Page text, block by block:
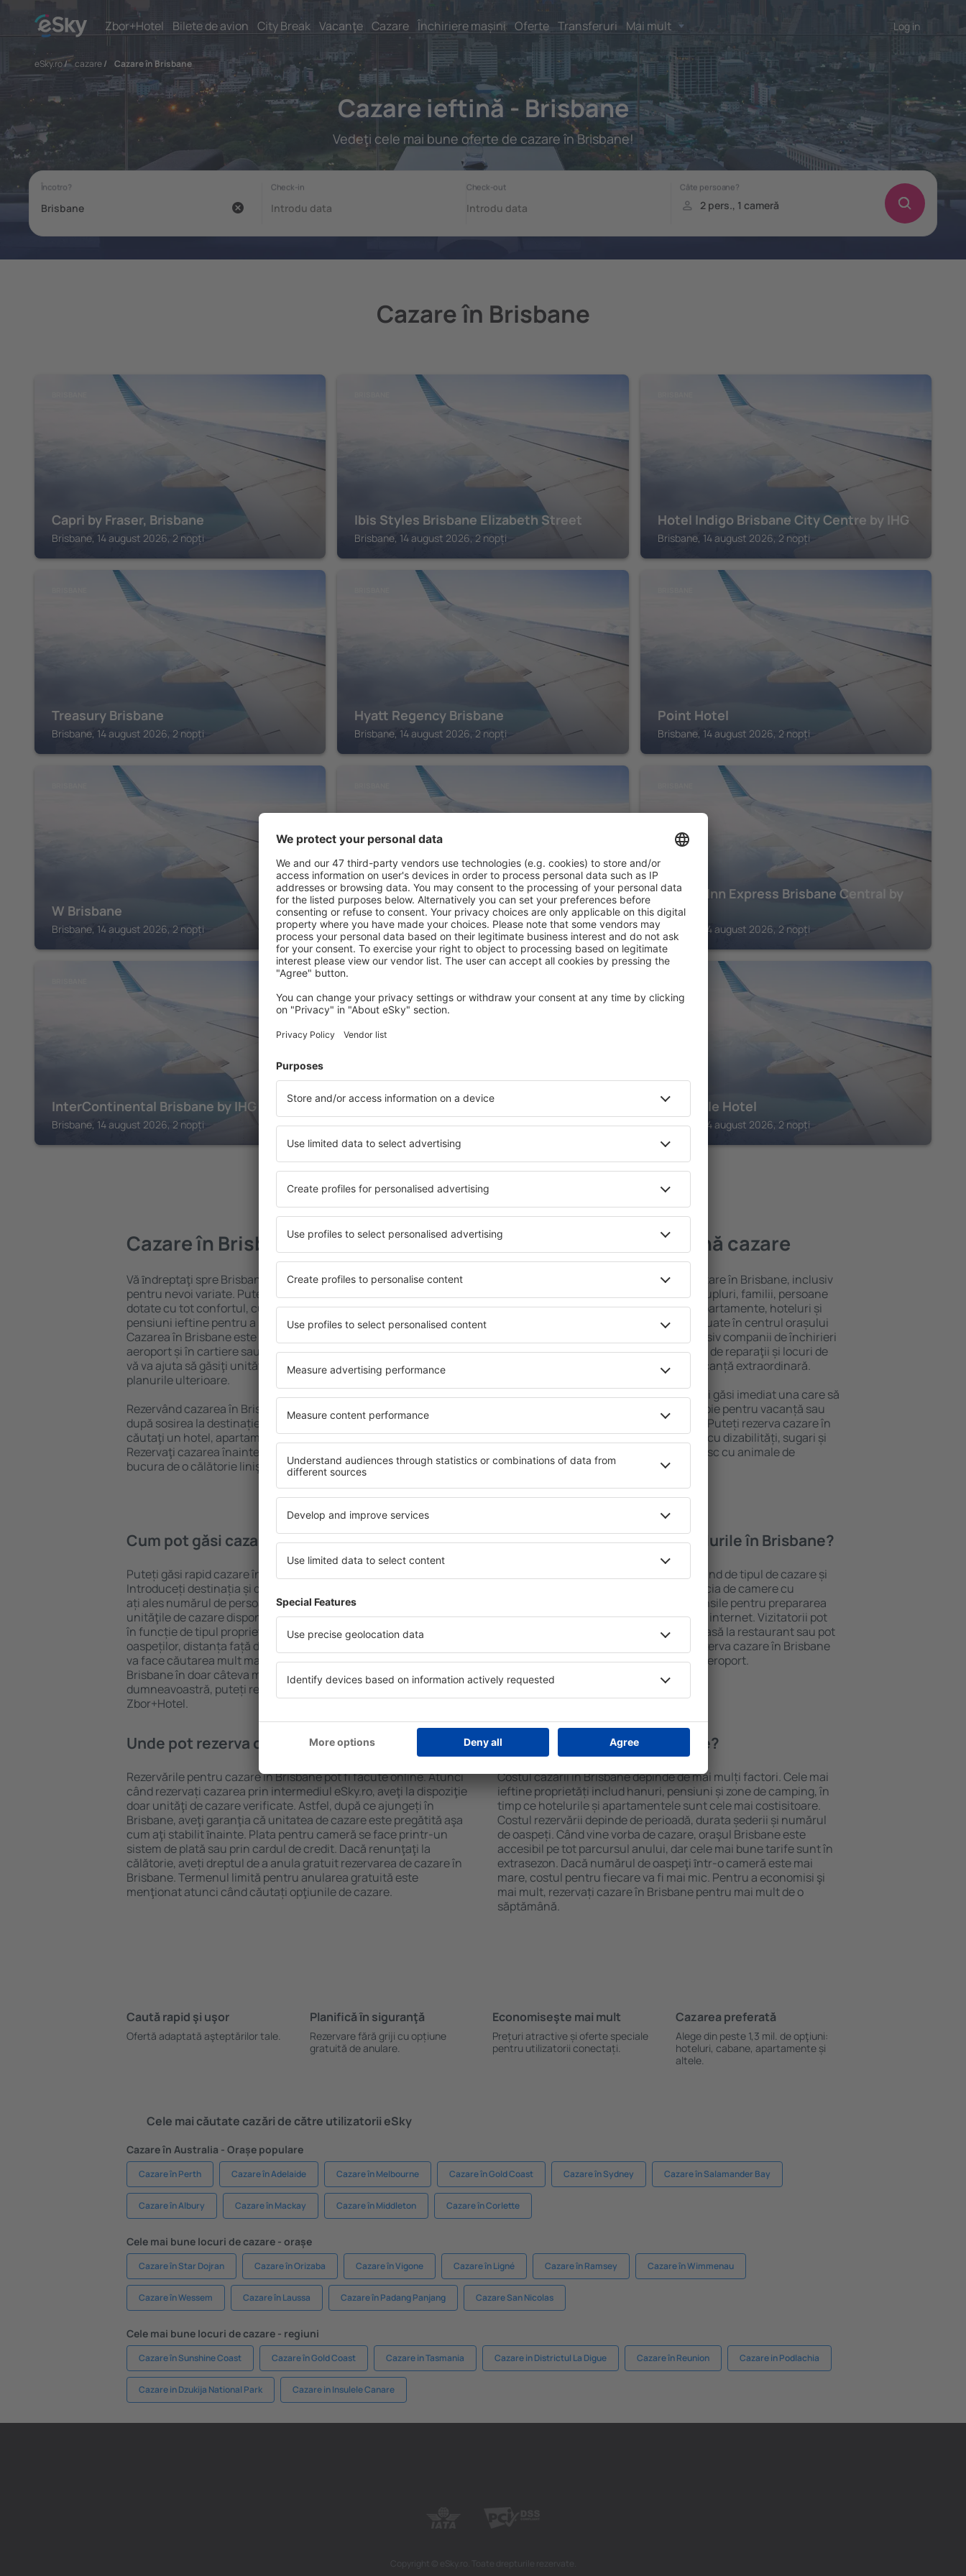
Zbor+Hotel Bilete de avion City Break Vacanţe Cazare Închiriere mașini Oferte Transferuri Mai mult Log in
eSky.ro/ cazare/ Cazare în Brisbane
Cazare ieftină - Brisbane
Vedeţi cele mai bune oferte de cazare în Brisbane!
Cazare în Brisbane
Capri by Fraser, Brisbane
Brisbane, 14 august 2026, 2 nopți
Ibis Styles Brisbane Elizabeth Street
Brisbane, 14 august 2026, 2 nopți
Hotel Indigo Brisbane City Centre by IHG
Brisbane, 14 august 2026, 2 nopți
Treasury Brisbane
Brisbane, 14 august 2026, 2 nopți
Hyatt Regency Brisbane
Brisbane, 14 august 2026, 2 nopți
Point Hotel
Brisbane, 14 august 2026, 2 nopți
W Brisbane
Brisbane, 14 august 2026, 2 nopți
Four Points by Sheraton Brisbane
Brisbane, 14 august 2026, 2 nopți
Holiday Inn Express Brisbane Central by
IHG
Brisbane, 14 august 2026, 2 nopți
InterContinental Brisbane by IHG
Brisbane, 14 august 2026, 2 nopți
Stamford Plaza Brisbane
Brisbane, 14 august 2026, 2 nopți
The Calile Hotel
Brisbane, 14 august 2026, 2 nopți
Vedeţi mai multe oferte în Brisbane
Cazare în Brisbane
Vă ȋndreptaţi spre Brisbane? Găsiți cazare pentru fiecare buget şi
pentru nevoi variate. Puteți beneficia de proprietăți spațioase,
dotate cu tot confortul, cu numeroase facilități, precum și de
pensiuni ieftine pentru a sta câteva zile în timpul unui city break.
Cazarea în Brisbane este disponibilă în centrul orașului, lângă
aeroport și în cartiere sau regiuni mai puțin populare. Acest lucru
vă va ajuta să găsiţi unităţi de cazare în funcție de nevoi și de
planurile ulterioare.
Rezervând cazarea în Brisbane mai devreme, aveți garanţia că
după sosirea la destinație vă puteţi relaxa, fără a fi nevoie să
căutaţi un hotel, apartament sau altă unitate de cazare.
Rezervaţi cazarea înainte de călătoria spre Brisbane și vă veţi
bucura de o călătorie liniştită.
Brisbane – cea mai bună cazare
Puteți alege dintr-o ofertă variată de cazare în Brisbane, inclusiv
proprietăți pentru o singură persoană, cupluri, familii, persoane
ȋn vârstă și grupuri. Oaspeţii pot sta în apartamente, hoteluri și
pensiuni care oferă intimitate și sunt situate în centrul orașului
Brisbane. Facilitățile din apropiere, inclusiv companii de închirieri
auto, transport public, magazine, centre de reparaţii și locuri de
relaxare sau distracţie, garantează o vacanță extraordinară.
Dacă doriţi cazare de lux în Brisbane, veţi găsi imediat una care să
se potrivească. Veți găsi tot ce aveți nevoie pentru vacanță sau
călătoria de afaceri la destinația aleasă. Puteți rezerva cazare în
Brisbane cu facilități pentru persoanele cu dizabilități, sugari și
copii, precum și pentru cei care călătoresc cu animale de
companie.
Cum pot găsi cazare în Brisbane?
Puteți găsi rapid cazare în Brisbane folosind un motor de căutare.
Introduceți destinația și datele de check-in și check-out. După ce
ați ales numărul de persoane, motorul de căutare va afișa
unităţile de cazare disponibile în Brisbane. Filtrarea rezultatelor
în funcție de tipul proprietăţii, numărul de stele, evaluările
oaspeților, distanța față de centru și opțiunea de anulare gratuită
va face căutarea mult mai ușoară. Astfel veți putea găsi cazare în
Brisbane în doar câteva minute. În funcție de nevoile
dumneavoastră, puteți rezerva doar cazare sau un pachet
Zbor+Hotel.
Ce fel de facilităţi oferă hotelurile în Brisbane?
Facilitățile proprietăţilor în Brisbane depind de tipul de cazare și
de numărul de stele. Oaspeții pot beneficia de camere cu
chicinetă, balcon, aer condiționat, ustensile pentru prepararea
ceaiului şi a cafelei, prosoape și acces la internet. Vizitatorii pot
avea parcare gratuită, pot comanda o masă la restaurant sau pot
alege un hotel cu piscină. În plus, pot rezerva cazare în Brisbane
la proprietăți care oferă transport de la aeroport.
Unde pot rezerva cazare în Brisbane?
Rezervările pentru cazare în Brisbane pot fi făcute online. Atunci
când rezervați cazarea prin intermediul eSky.ro, aveţi la dispoziţie
doar unităţi de cazare verificate. Astfel, după ce ajungeți în
Brisbane, aveţi garanţia că unitatea de cazare este pregătită aşa
cum aţi stabilit ȋnainte. Plata pentru cameră se face printr-un
sistem de plată sau prin cardul de credit. Dacă renunţaţi la
călătorie, aveți dreptul de a anula gratuit rezervarea de cazare în
Brisbane. Termenul limită pentru anularea gratuită este
menţionat atunci când căutați opţiunile de cazare.
Cât costă cazarea în Brisbane?
Costul cazării în Brisbane depinde de mai mulți factori. Cele mai
ieftine proprietăți includ hanuri, pensiuni și zone de camping, în
timp ce hotelurile și apartamentele sunt cele mai costisitoare.
Costul rezervării depinde de perioadă, durata șederii și numărul
de oaspeți. Când vine vorba de cazare, oraşul Brisbane este
accesibil pe tot parcursul anului, dar cele mai bune tarife sunt în
extrasezon. Dacă numărul de oaspeţi ȋntr-o cameră este mai
mare, costul pentru fiecare va fi mai mic. Pentru a economisi şi
mai mult, rezervați cazare în Brisbane pentru mai mult de o
săptămână.
Caută rapid şi uşor
Ofertă adaptată aşteptărilor tale.
Planifică ȋn siguranţă
Rezervare fără griji cu opțiune
gratuită de anulare.
Economiseşte mai mult
Prețuri atractive și oferte speciale
pentru utilizatorii conectați.
Cazarea preferată
Alege din peste 1,3 mil. de opţiuni:
hoteluri, cabane, apartamente și
altele.
Cele mai căutate cazări de către utilizatorii eSky
Cazare în Australia - Orașe populare
Cazare în Perth Cazare în Adelaide Cazare în Melbourne Cazare în Gold Coast Cazare în Sydney Cazare în Salamander Bay
Cazare în Albury Cazare în Mackay Cazare în Middleton Cazare în Corlette
Cele mai bune locuri de cazare - orașe
Cazare în Star Dojran Cazare în Orizaba Cazare în Vigone Cazare în Ligné Cazare în Ramsey Cazare în Wimmenau
Cazare în Wessem Cazare în Laussa Cazare în Padang Panjang Cazare San Nicolas
Cele mai bune locuri de cazare - regiuni
Cazare în Sunshine Coast Cazare în Gold Coast Cazare in Tasmania Cazare in Districtul La Digue Cazare în Reunion Cazare in Podlachia
Cazare in Dzukija National Park Cazare in Insulele Canare
Copyright © eSky.ro. Toate drepturile rezervate.